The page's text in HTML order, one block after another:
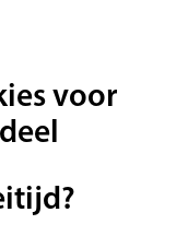
voor